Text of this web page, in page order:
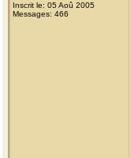
Inscrit le: 05 Aoû 2005
Messages: 466